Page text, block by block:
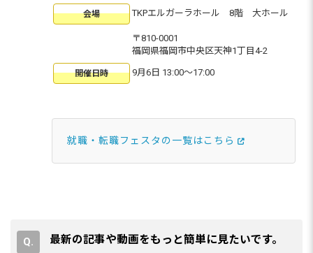
会場 TKPエルガーラホール 8階 大ホール
〒810-0001
福岡県福岡市中央区天神1丁目4-2
開催日時 9月6日 13:00〜17:00
就職・転職フェスタの一覧はこちら
最新の記事や動画をもっと簡単に見たいです。